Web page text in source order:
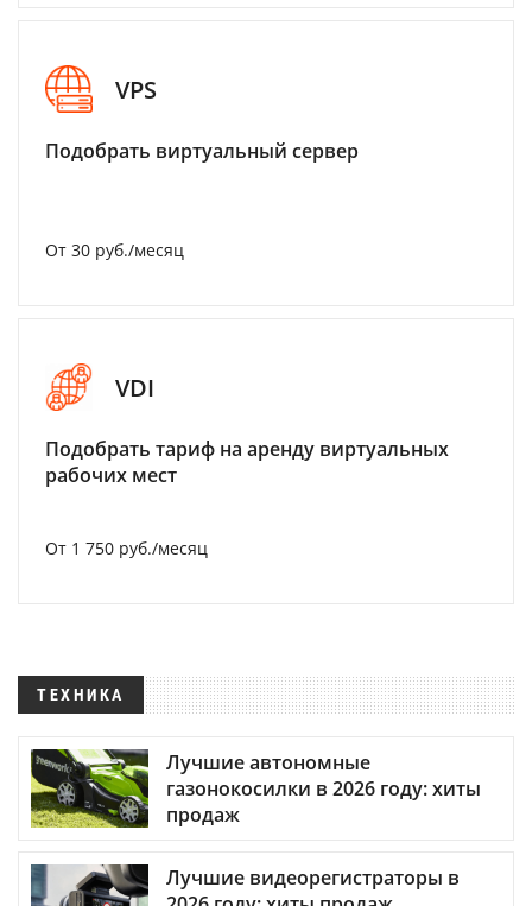
VPS
Подобрать виртуальный сервер
От 30 руб./месяц
VDI
Подобрать тариф на аренду виртуальных
рабочих мест
От 1 750 руб./месяц
ТЕХНИКА
Лучшие автономные
газонокосилки в 2026 году: хиты
продаж
Лучшие видеорегистраторы в